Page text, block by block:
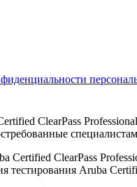
ClearPass
Certified ClearPass
тестирования Aruba